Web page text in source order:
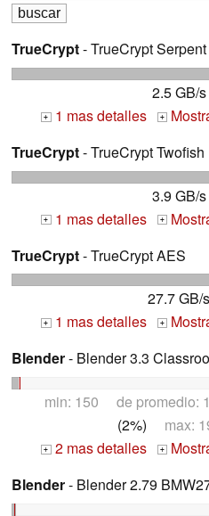
TrueCrypt- TrueCrypt Serpent
2.5 GB/s
+ 1 mas detalles +
TrueCrypt- TrueCrypt Twofish
3.9 GB/s
+ 1 mas detalles +
TrueCrypt- TrueCrypt AES
27.7 GB/s
+ 1 mas detalles +
Blender- Blender 3.3
min: 150 de promedio:
(2%) max:
+ 2 mas detalles +
Blender- Blender 2.79